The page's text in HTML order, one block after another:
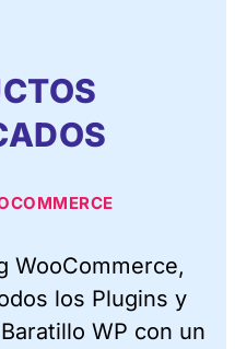
WooCommerce,
los Plugins y
WP con un